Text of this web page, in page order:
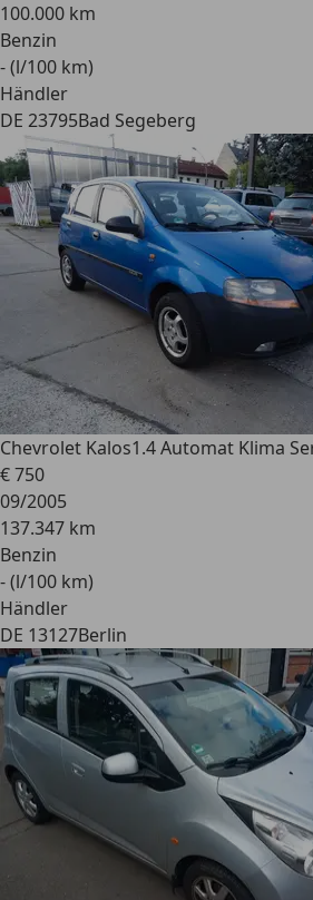
100.000 km
Benzin
- (l/100 km)
Händler
DE 23795Bad Segeberg
Chevrolet Kalos1.4 Automat Klima
€ 750
09/2005
137.347 km
Benzin
- (l/100 km)
Händler
DE 13127Berlin